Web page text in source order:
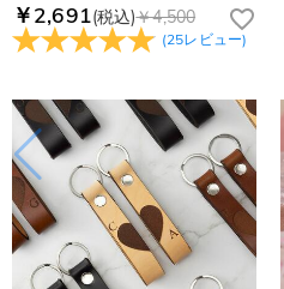
￥2,691(税込)￥4,500
(25レビュー)